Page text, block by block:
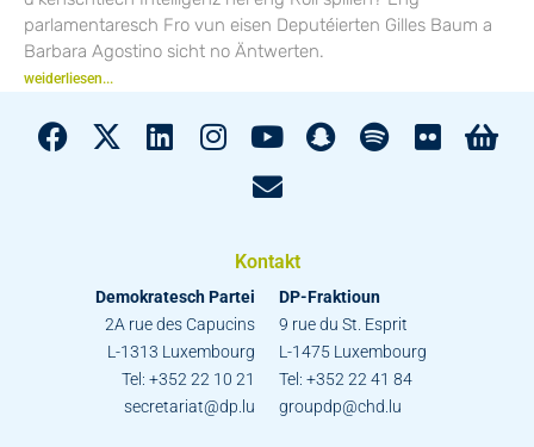
parlamentaresch Fro vun eisen Deputéierten Gilles Baum a
Barbara Agostino sicht no Äntwerten.
weiderliesen...
Kontakt
Demokratesch Partei
2A rue des Capucins
L-1313 Luxembourg
Tel: +352 22 10 21
secretariat@dp.lu
DP-Fraktioun
9 rue du St. Esprit
L-1475 Luxembourg
Tel: +352 22 41 84
groupdp@chd.lu